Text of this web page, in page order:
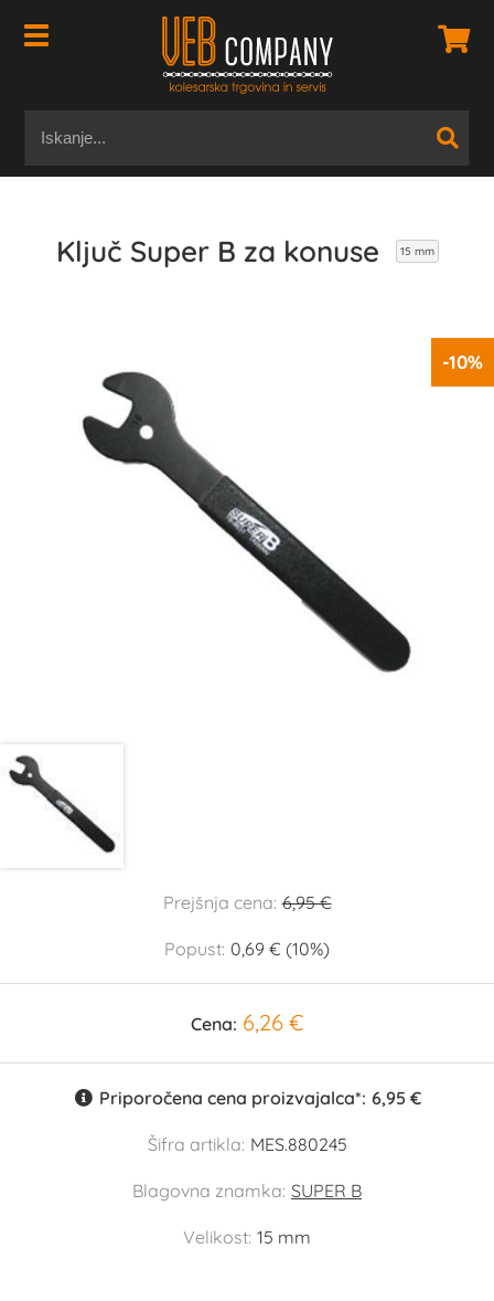
Ključ Super B za konuse 15 mm
-10%
Prejšnja cena: 6,95 €
Popust: 0,69 € (10%)
Cena: 6,26 €
Priporočena cena proizvajalca*: 6,95 €
Šifra artikla: MES.880245
Blagovna znamka: SUPER B
Velikost: 15 mm